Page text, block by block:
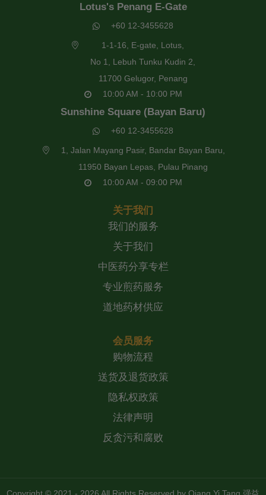
Lotus's Penang E-Gate
+60 12-3455628
1-1-16, E-gate, Lotus,
No 1, Lebuh Tunku Kudin 2,
11700 Gelugor, Penang
10:00 AM - 10:00 PM
Sunshine Square (Bayan Baru)
+60 12-3455628
1, Jalan Mayang Pasir, Bandar Bayan Baru,
11950 Bayan Lepas, Pulau Pinang
10:00 AM - 09:00 PM
关于我们
我们的服务
关于我们
中医药分享专栏
专业煎药服务
道地药材供应
会员服务
购物流程
送货及退货政策
隐私权政策
法律声明
反贪污和腐败